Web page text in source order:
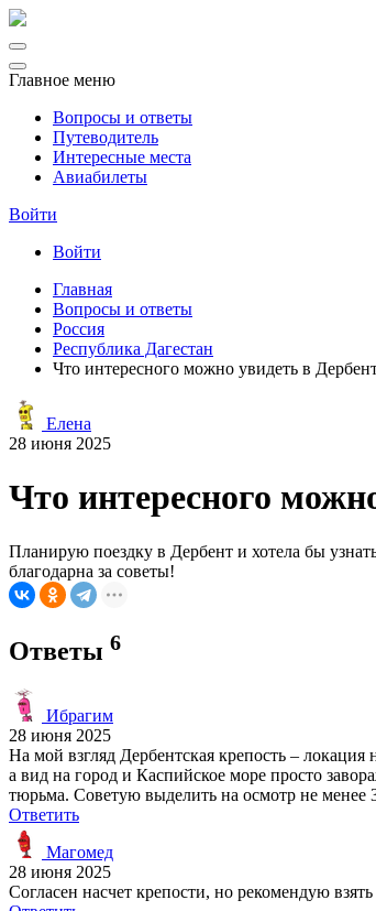
Главное меню
Вопросы и ответы
Путеводитель
Интересные места
Авиабилеты
Войти
Войти
Главная
Вопросы и ответы
Россия
Республика Дагестан
Что интересного можно увидеть в
Елена
28 июня 2025
Что интересного
Планирую поездку в Дербент и хотела бы
благодарна за советы!
Ответы 6
Ибрагим
28 июня 2025
На мой взгляд Дербентская крепость –
а вид на город и Каспийское море просто
тюрьма. Советую выделить на осмотр не менее
Ответить
Магомед
28 июня 2025
Согласен насчет крепости, но рекомендую